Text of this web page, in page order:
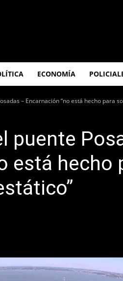
ECONOMÍA
– Encarnación “no está hecho para
puente
está hecho